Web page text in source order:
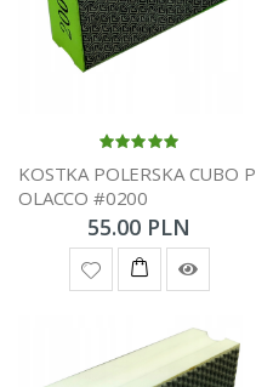
KOSTKA POLERSKA CUBO P
OLACCO #0200
55.00 PLN